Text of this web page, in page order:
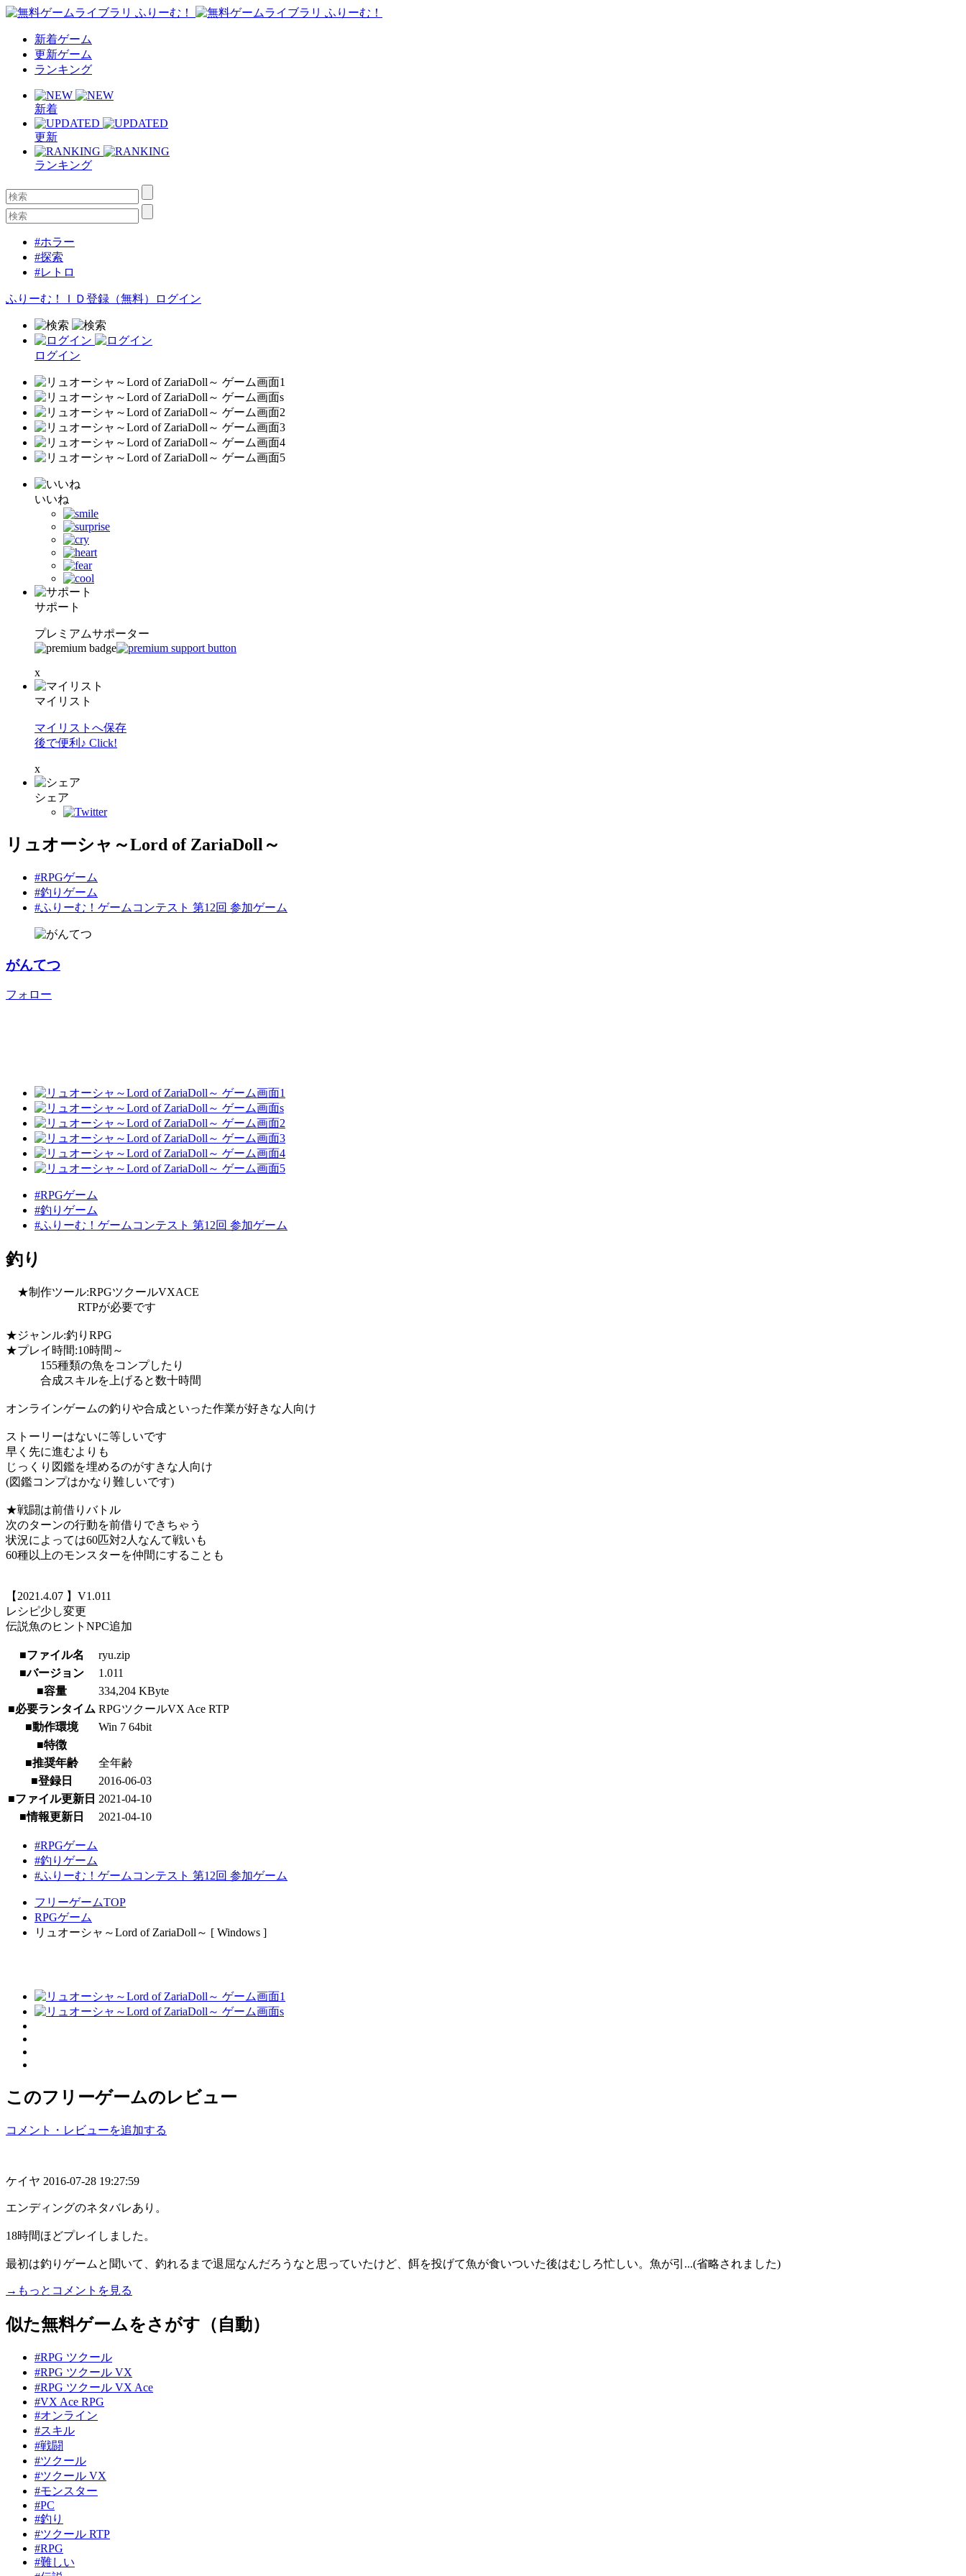
新着ゲーム
更新ゲーム
ランキング
新着
更新
ランキング
#ホラー
#探索
#レトロ
ふりーむ！ＩＤ登録（無料） ログイン
ログイン
いいね
サポート
プレミアムサポーター
x
マイリスト
マイリストへ保存
後で便利♪ Click!
x
シェア
リュオーシャ～Lord of ZariaDoll～
#RPGゲーム
#釣りゲーム
#ふりーむ！ゲームコンテスト 第12回 参加ゲーム
がんてつ
フォロー
#RPGゲーム
#釣りゲーム
#ふりーむ！ゲームコンテスト 第12回 参加ゲーム
釣り
★制作ツール:RPGツクールVXACE
RTPが必要です
★ジャンル:釣りRPG
★プレイ時間:10時間～
155種類の魚をコンプしたり
合成スキルを上げると数十時間
オンラインゲームの釣りや合成といった作業が好きな人向け
ストーリーはないに等しいです
早く先に進むよりも
じっくり図鑑を埋めるのがすきな人向け
(図鑑コンプはかなり難しいです)
★戦闘は前借りバトル
次のターンの行動を前借りできちゃう
状況によっては60匹対2人なんて戦いも
60種以上のモンスターを仲間にすることも
【2021.4.07 】V1.011
レシピ少し変更
伝説魚のヒントNPC追加
■ファイル名
ryu.zip
■バージョン
1.011
■容量
334,204 KByte
■必要ランタイム RPGツクールVX Ace RTP
■動作環境
Win 7 64bit
■特徴
■推奨年齢
全年齢
■登録日
2016-06-03
■ファイル更新日 2021-04-10
■情報更新日
2021-04-10
#RPGゲーム
#釣りゲーム
#ふりーむ！ゲームコンテスト 第12回 参加ゲーム
フリーゲームTOP
RPGゲーム
リュオーシャ～Lord of ZariaDoll～ [ Windows ]
このフリーゲームのレビュー
コメント・レビューを追加する
ケイヤ 2016-07-28 19:27:59
エンディングのネタバレあり。
18時間ほどプレイしました。
最初は釣りゲームと聞いて、釣れるまで退屈なんだろうなと思っていたけど、餌を投げて魚が食いついた後はむしろ忙しい。魚が引...(省略されました)
→もっとコメントを見る
似た無料ゲームをさがす（自動）
#RPG ツクール
#RPG ツクール VX
#RPG ツクール VX Ace
#VX Ace RPG
#オンライン
#スキル
#戦闘
#ツクール
#ツクール VX
#モンスター
#PC
#釣り
#ツクール RTP
#RPG
#難しい